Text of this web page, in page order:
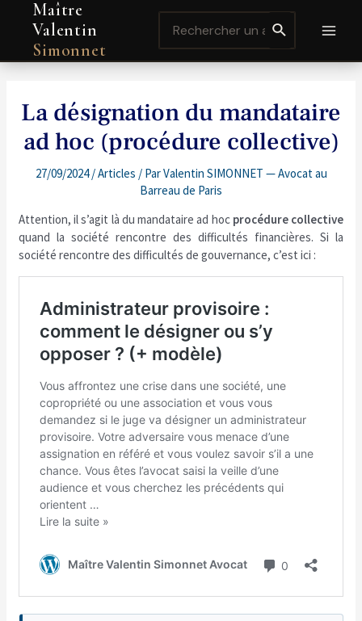
contenu
Maître
Valentin
Simonnet
for:
La désignation du mandataire
ad hoc (procédure collective)
27/09/2024/Articles / ParValentin SIMONNET — Avocat au
Barreau de Paris
Attention, il s’agit là du mandataire ad hoc procédure collective
quand la société rencontre des difficultés financières. Si la
société rencontre des difficultés de gouvernance, c’est ici :
Navigation
de